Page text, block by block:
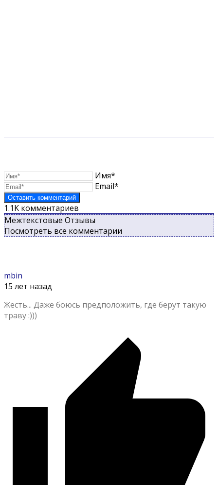
Имя*
Email*
1.1K комментариев
Межтекстовые Отзывы
Посмотреть все комментарии
mbin
15 лет назад
Жесть... Даже боюсь предположить, где берут такую
траву :)))